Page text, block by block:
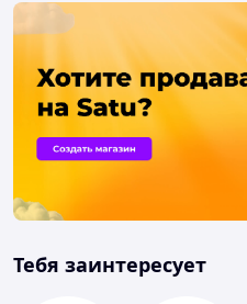
Тебя заинтересует